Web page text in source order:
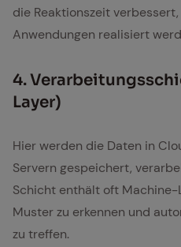
die Reaktionszeit
Anwendungen realisiert
4.
Lay­er)
Hier werden die Daten in
Servern gespeichert,
Schicht enthält oft
Muster zu erkennen und
zu treffen.